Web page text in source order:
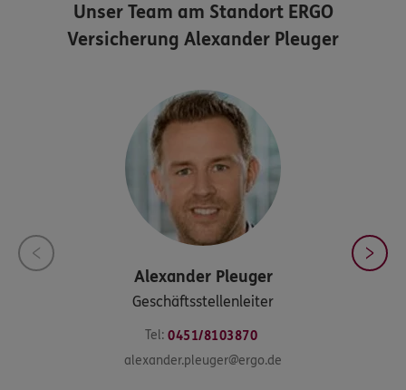
Unser Team am StandortERGO
Versicherung Alexander Pleuger
Alexander Pleuger
Geschäftsstellenleiter
Tel: 0451/8103870
alexander.pleuger@ergo.de